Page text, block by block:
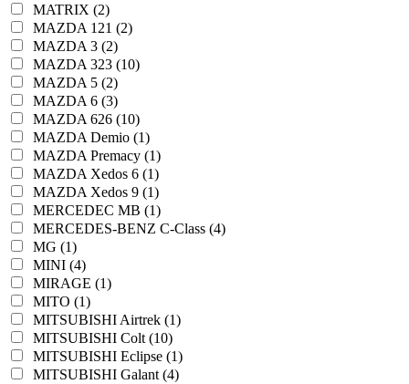
MATRIX (2)
MAZDA 121 (2)
MAZDA 3 (2)
MAZDA 323 (10)
MAZDA 5 (2)
MAZDA 6 (3)
MAZDA 626 (10)
MAZDA Demio (1)
MAZDA Premacy (1)
MAZDA Xedos 6 (1)
MAZDA Xedos 9 (1)
MERCEDEC MB (1)
MERCEDES-BENZ C-Class (4)
MG (1)
MINI (4)
MIRAGE (1)
MITO (1)
MITSUBISHI Airtrek (1)
MITSUBISHI Colt (10)
MITSUBISHI Eclipse (1)
MITSUBISHI Galant (4)